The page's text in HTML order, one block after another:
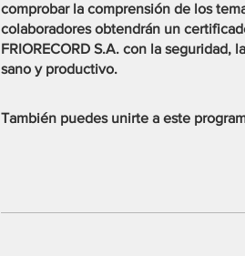
comprobar la comprensión de los
colaboradores obtendrán un
FRIORECORD S.A. con la seguridad,
sano y productivo.
También puedes unirte a este